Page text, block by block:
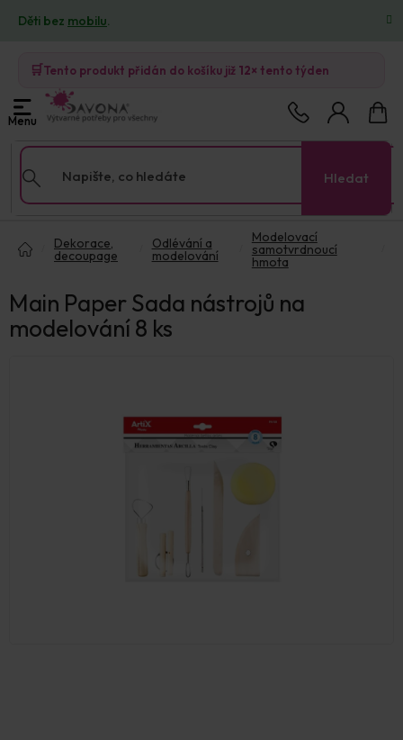
obsah
Děti bez mobilu.
🛒Tento produkt přidán do košíku již 12× tento týden
Hledat
košík
Dekorace,
decoupage
Odlévání a
modelování
Modelovací
samotvrdnoucí
hmota
Main Paper Sada nástrojů na
modelování 8 ks